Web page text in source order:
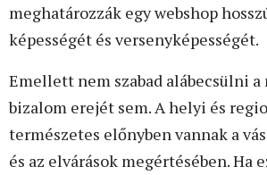
meghatározzák egy webshop
képességét és versenyképességét.
Emellett nem szabad alábecsülni a
bizalom erejét sem. A helyi és
természetes előnyben vannak a
és az elvárások megértésében. Ha